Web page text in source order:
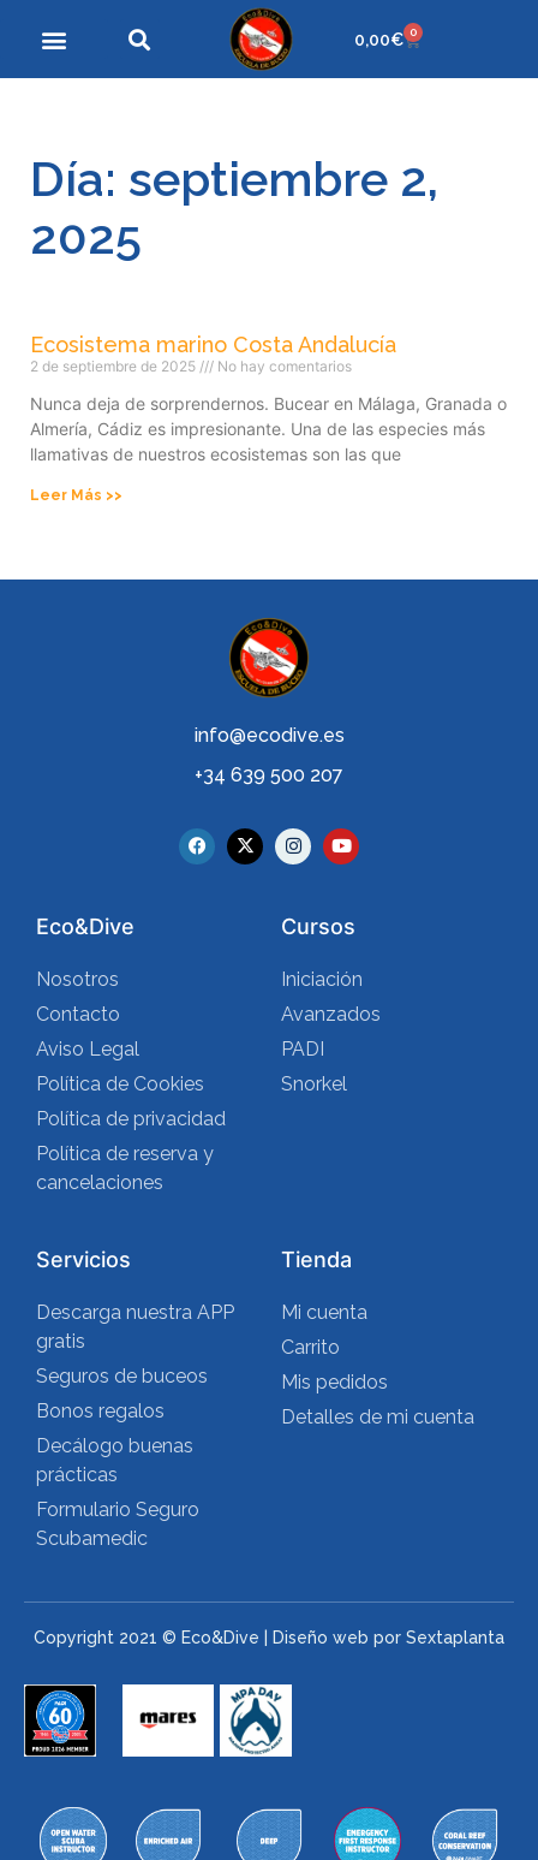
0,00€ 0
Día: septiembre 2,
2025
Ecosistema marino Costa Andalucía
2 de septiembre de 2025 No hay comentarios
Nunca deja de sorprendernos. Bucear en Málaga, Granada o
Almería, Cádiz es impresionante. Una de las especies más
llamativas de nuestros ecosistemas son las que
Leer Más >>
info@ecodive.es
+34 639 500 207
Eco&Dive
Nosotros
Contacto
Aviso Legal
Política de Cookies
Política de privacidad
Política de reserva y
cancelaciones
Cursos
Iniciación
Avanzados
PADI
Snorkel
Servicios
Descarga nuestra APP
gratis
Seguros de buceos
Bonos regalos
Decálogo buenas
prácticas
Formulario Seguro
Scubamedic
Tienda
Mi cuenta
Carrito
Mis pedidos
Detalles de mi cuenta
Copyright 2021 © Eco&Dive | Diseño web por Sextaplanta